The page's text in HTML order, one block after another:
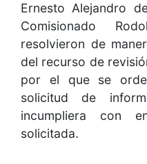
Ernesto Alejandro
Comisionado
resolvieron de
del recurso de
por el que se
solicitud de
incumpliera con
solicitada.